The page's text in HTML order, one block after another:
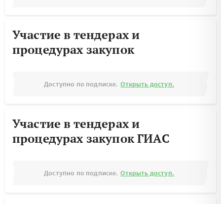
Участие в тендерах и
процедурах закупок
Доступно по подписке. Открыть доступ.
Участие в тендерах и
процедурах закупок ГИАС
Доступно по подписке. Открыть доступ.